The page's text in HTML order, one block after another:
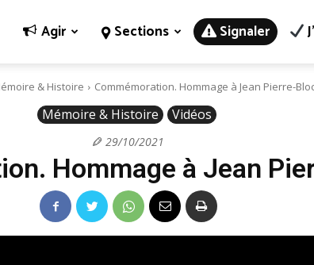
Agir Sections Signaler
& Histoire Commémoration. Hommage à Jean Pierre-
Mémoire & Histoire Vidéos
29/10/2021
Hommage à Jean